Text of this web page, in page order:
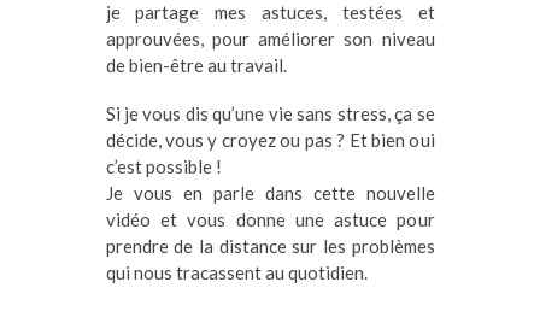
je partage mes astuces, testées et
approuvées, pour améliorer son niveau
de bien-être au travail.
Si je vous dis qu’une vie sans stress, ça se
décide, vous y croyez ou pas ? Et bien oui
c’est possible !
Je vous en parle dans cette nouvelle
vidéo et vous donne une astuce pour
prendre de la distance sur les problèmes
qui nous tracassent au quotidien.